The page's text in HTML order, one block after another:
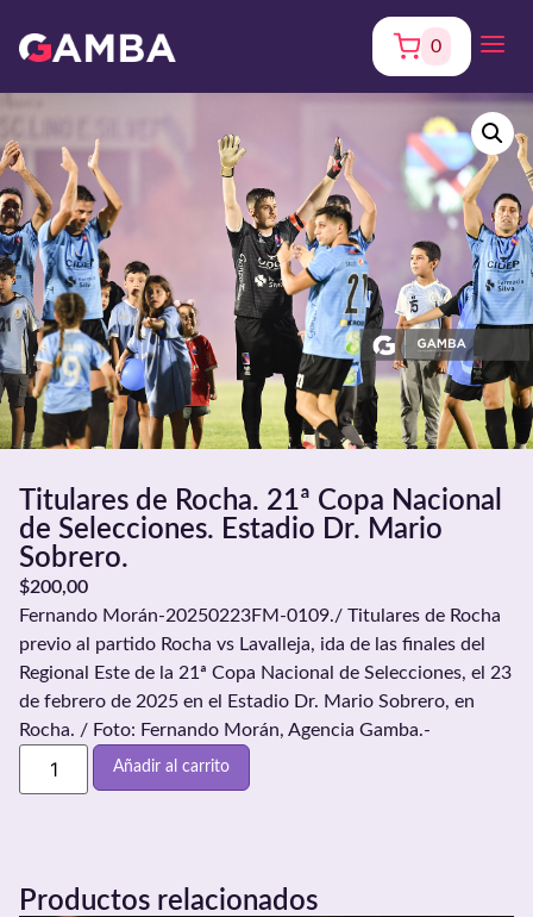
0
Titulares de Rocha. 21ª Copa Nacional
de Selecciones. Estadio Dr. Mario
Sobrero.
$200,00
Fernando Morán-20250223FM-0109./ Titulares de Rocha
previo al partido Rocha vs Lavalleja, ida de las finales del
Regional Este de la 21ª Copa Nacional de Selecciones, el 23
de febrero de 2025 en el Estadio Dr. Mario Sobrero, en
Rocha. / Foto: Fernando Morán, Agencia Gamba.-
Añadir al carrito
Productos relacionados